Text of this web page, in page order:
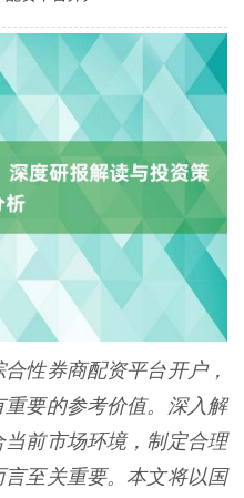
性券商配资平台开户，
要的参考价值。深入解
前市场环境，制定合理
至关重要。本文将以国